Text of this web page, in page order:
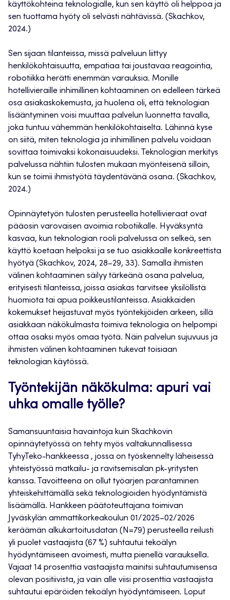
käyttökohteina teknologialle, kun sen käyttö oli helppoa ja
sen tuottama hyöty oli selvästi nähtävissä. (Skachkov,
2024.)
Sen sijaan tilanteissa, missä palveluun liittyy
henkilökohtaisuutta, empatiaa tai joustavaa reagointia,
robotiikka herätti enemmän varauksia. Monille
hotellivieraille inhimillinen kohtaaminen on edelleen tärkeä
osa asiakaskokemusta, ja huolena oli, että teknologian
lisääntyminen voisi muuttaa palvelun luonnetta tavalla,
joka tuntuu vähemmän henkilökohtaiselta. Lähinnä kyse
on siitä, miten teknologia ja inhimillinen palvelu voidaan
sovittaa toimivaksi kokonaisuudeksi. Teknologian merkitys
palvelussa nähtiin tulosten mukaan myönteisenä silloin,
kun se toimii ihmistyötä täydentävänä osana. (Skachkov,
2024.)
Opinnäytetyön tulosten perusteella hotellivieraat ovat
pääosin varovaisen avoimia robotiikalle. Hyväksyntä
kasvaa, kun teknologian rooli palvelussa on selkeä, sen
käyttö koetaan helpoksi ja se tuo asiakkaalle konkreettista
hyötyä (Skachkov, 2024, 28–29, 33). Samalla ihmisten
välinen kohtaaminen säilyy tärkeänä osana palvelua,
erityisesti tilanteissa, joissa asiakas tarvitsee yksilöllistä
huomiota tai apua poikkeustilanteissa. Asiakkaiden
kokemukset heijastuvat myös työntekijöiden arkeen, sillä
asiakkaan näkökulmasta toimiva teknologia on helpompi
ottaa osaksi myös omaa työtä. Näin palvelun sujuvuus ja
ihmisten välinen kohtaaminen tukevat toisiaan
teknologian käytössä.
Työntekijän näkökulma: apuri vai
uhka omalle työlle?
Samansuuntaisia havaintoja kuin Skachkovin
opinnäytetyössä on tehty myös valtakunnallisessa
TyhyTeko-hankkeessa , jossa on työskennelty läheisessä
yhteistyössä matkailu- ja ravitsemisalan pk-yritysten
kanssa. Tavoitteena on ollut työarjen parantaminen
yhteiskehittämällä sekä teknologioiden hyödyntämistä
lisäämällä. Hankkeen päätoteuttajana toimivan
Jyväskylän ammattikorkeakoulun 01/2025–02/2026
keräämän alkukartoitusdatan (N=79) perusteella reilusti
yli puolet vastaajista (67 %) suhtautui tekoälyn
hyödyntämiseen avoimesti, mutta pienellä varauksella.
Vajaat 14 prosenttia vastaajista mainitsi suhtautumisensa
olevan positiivista, ja vain alle viisi prosenttia vastaajista
suhtautui epäröiden tekoälyn hyödyntämiseen. Loput